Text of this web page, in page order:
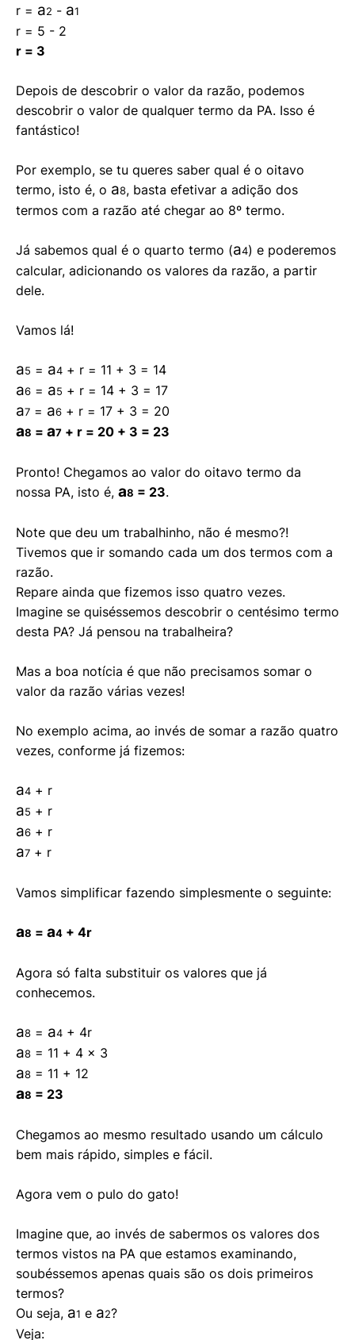
r = a2 - a1
r = 5 - 2
r = 3
Depois de descobrir o valor da razão, podemos
descobrir o valor de qualquer termo da PA. Isso é
fantástico!
Por exemplo, se tu queres saber qual é o oitavo
termo, isto é, o a8, basta efetivar a adição dos
termos com a razão até chegar ao 8º termo.
Já sabemos qual é o quarto termo (a4) e poderemos
calcular, adicionando os valores da razão, a partir
dele.
Vamos lá!
a5 = a4 + r = 11 + 3 = 14
a6 = a5 + r = 14 + 3 = 17
a7 = a6 + r = 17 + 3 = 20
a8 = a7 + r = 20 + 3 = 23
Pronto! Chegamos ao valor do oitavo termo da
nossa PA, isto é, a8 = 23.
Note que deu um trabalhinho, não é mesmo?!
Tivemos que ir somando cada um dos termos com a
razão.
Repare ainda que fizemos isso quatro vezes.
Imagine se quiséssemos descobrir o centésimo termo
desta PA? Já pensou na trabalheira?
Mas a boa notícia é que não precisamos somar o
valor da razão várias vezes!
No exemplo acima, ao invés de somar a razão quatro
vezes, conforme já fizemos:
a4 + r
a5 + r
a6 + r
a7 + r
Vamos simplificar fazendo simplesmente o seguinte:
a8 = a4 + 4r
Agora só falta substituir os valores que já
conhecemos.
a8 = a4 + 4r
a8 = 11 + 4 x 3
a8 = 11 + 12
a8 = 23
Chegamos ao mesmo resultado usando um cálculo
bem mais rápido, simples e fácil.
Agora vem o pulo do gato!
Imagine que, ao invés de sabermos os valores dos
termos vistos na PA que estamos examinando,
soubéssemos apenas quais são os dois primeiros
termos?
Ou seja, a1 e a2?
Veja: